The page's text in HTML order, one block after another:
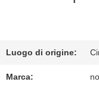
FABBRICA
DELLA
Luogo di origine:
Marca: no